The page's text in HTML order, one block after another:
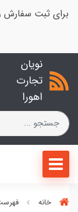
برای ثبت سفارش و
نویان
تجارت
اهورا
خانه